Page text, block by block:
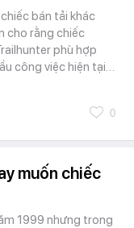
bán tải khác
cho rằng chiếc
phù hợp
công việc hiện tại…
0
muốn chiếc
1999 nhưng trong